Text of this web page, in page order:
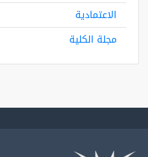
الاعتمادية
مجلة الكلية